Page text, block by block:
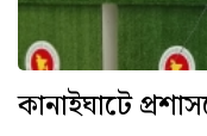
কানাইঘাটে